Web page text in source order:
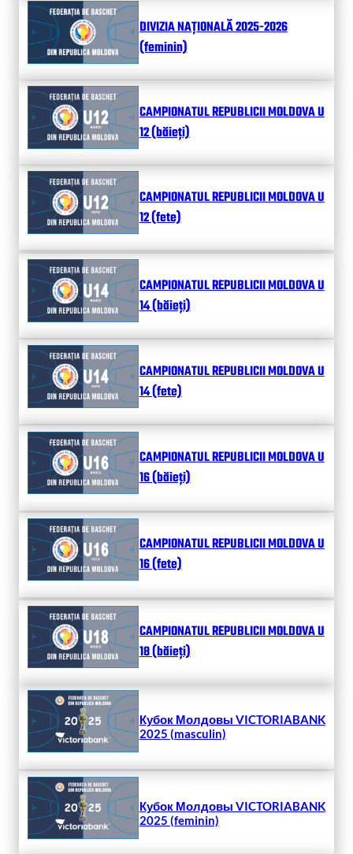
DIVIZIA NAȚIONALĂ 2025-2026
(feminin)
CAMPIONATUL REPUBLICII MOLDOVA U
12 (băieți)
CAMPIONATUL REPUBLICII MOLDOVA U
12 (fete)
CAMPIONATUL REPUBLICII MOLDOVA U
14 (băieți)
CAMPIONATUL REPUBLICII MOLDOVA U
14 (fete)
CAMPIONATUL REPUBLICII MOLDOVA U
16 (băieți)
CAMPIONATUL REPUBLICII MOLDOVA U
16 (fete)
CAMPIONATUL REPUBLICII MOLDOVA U
18 (băieți)
Кубок Молдовы VICTORIABANK
2025 (masculin)
Кубок Молдовы VICTORIABANK
2025 (feminin)